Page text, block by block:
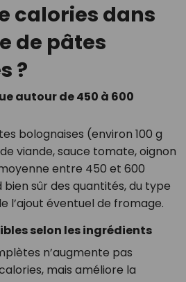
calories dans
de pâtes
?
autour de 450 à 600
bolognaises (environ 100 g
viande, sauce tomate, oignon
entre 450 et 600
sûr des quantités, du type
l’ajout éventuel de fromage.
selon les ingrédients
n’augmente pas
mais améliore la